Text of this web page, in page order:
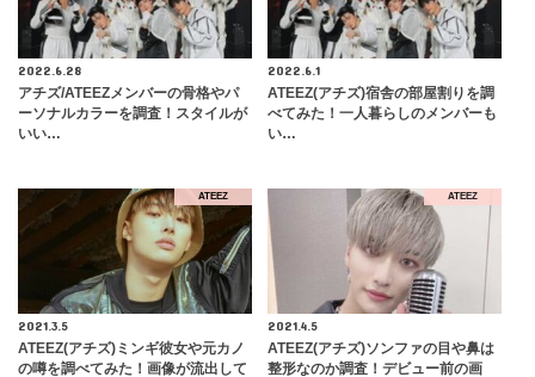
2022.6.28
アチズ/ATEEZメンバーの骨格やパ
ーソナルカラーを調査！スタイルが
いい…
2022.6.1
ATEEZ(アチズ)宿舎の部屋割りを調
べてみた！一人暮らしのメンバーも
い…
ATEEZ
2021.3.5
ATEEZ(アチズ)ミンギ彼女や元カノ
の噂を調べてみた！画像が流出して
ATEEZ
2021.4.5
​ATEEZ(アチズ)ソンファの目や鼻は
整形なのか調査！デビュー前の画